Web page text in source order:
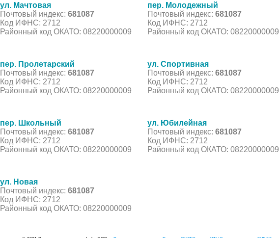
ул. Мачтовая
Почтовый индекс: 681087
Код ИФНС: 2712
Районный код ОКАТО: 08220000009
пер. Молодежный
Почтовый индекс: 681087
Код ИФНС: 2712
Районный код ОКАТО: 08220000009
пер. Пролетарский
Почтовый индекс: 681087
Код ИФНС: 2712
Районный код ОКАТО: 08220000009
ул. Спортивная
Почтовый индекс: 681087
Код ИФНС: 2712
Районный код ОКАТО: 08220000009
пер. Школьный
Почтовый индекс: 681087
Код ИФНС: 2712
Районный код ОКАТО: 08220000009
ул. Юбилейная
Почтовый индекс: 681087
Код ИФНС: 2712
Районный код ОКАТО: 08220000009
ул. Новая
Почтовый индекс: 681087
Код ИФНС: 2712
Районный код ОКАТО: 08220000009